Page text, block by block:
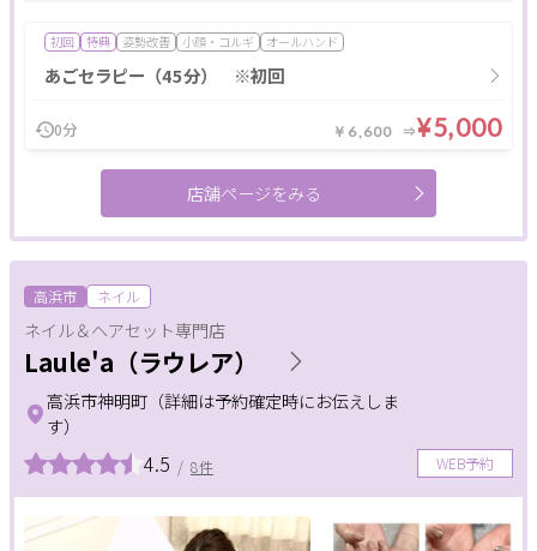
初回 特典 姿勢改善 小顔・コルギ オールハンド
あごセラピー（45分） ※初回
0分 ￥6,600 ¥5,000
店舗ページをみる
高浜市 ネイル
ネイル＆ヘアセット専門店
Laule'a（ラウレア）
WEB予約
4.5 / 8件
高浜市神明町（詳細は予約確定時にお伝えしま
す）